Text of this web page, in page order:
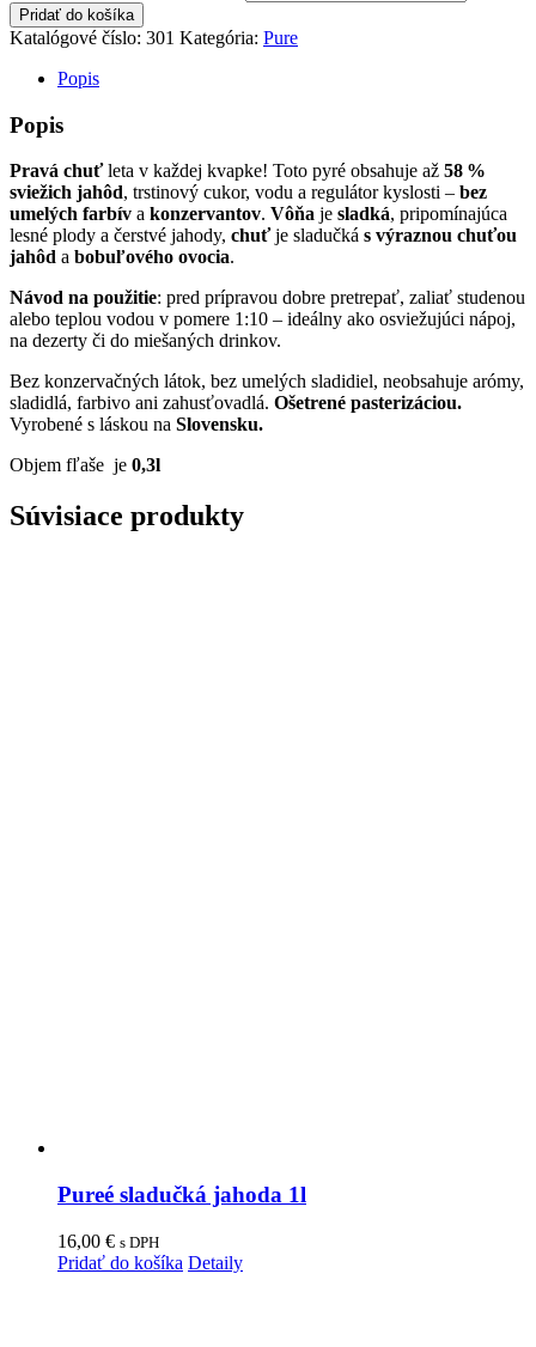
Pridať do košíka
Katalógové číslo: 301 Kategória: Pure
Popis
Popis
Pravá chuťleta v každej kvapke! Toto pyré obsahuje až 58 %
sviežich jahôd, trstinový cukor, vodu a regulátor kyslosti – bez
umelých farbív a konzervantov. Vôňa je sladká, pripomínajúca
lesné plody a čerstvé jahody, chuťje sladučká s výraznou chuťou
jahôd a bobuľového ovocia.
Návod na použitie: pred prípravou dobre pretrepať, zaliať studenou
alebo teplou vodou v pomere 1:10 – ideálny ako osviežujúci nápoj,
na dezerty či do miešaných drinkov.
Bez konzervačných látok, bez umelých sladidiel, neobsahuje arómy,
sladidlá, farbivo ani zahusťovadlá. Ošetrené pasterizáciou.
Vyrobené s láskou na Slovensku.
Objem fľaše je 0,3l
Súvisiace produkty
Pureé sladučká jahoda 1l
16,00 € s DPH
Pridať do košíka Detaily